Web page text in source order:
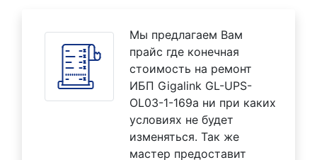
Мы предлагаем Вам
прайс где конечная
стоимость на ремонт
ИБП Gigalink GL-UPS-
OL03-1-169a ни при каких
условиях не будет
изменяться. Так же
мастер предоставит